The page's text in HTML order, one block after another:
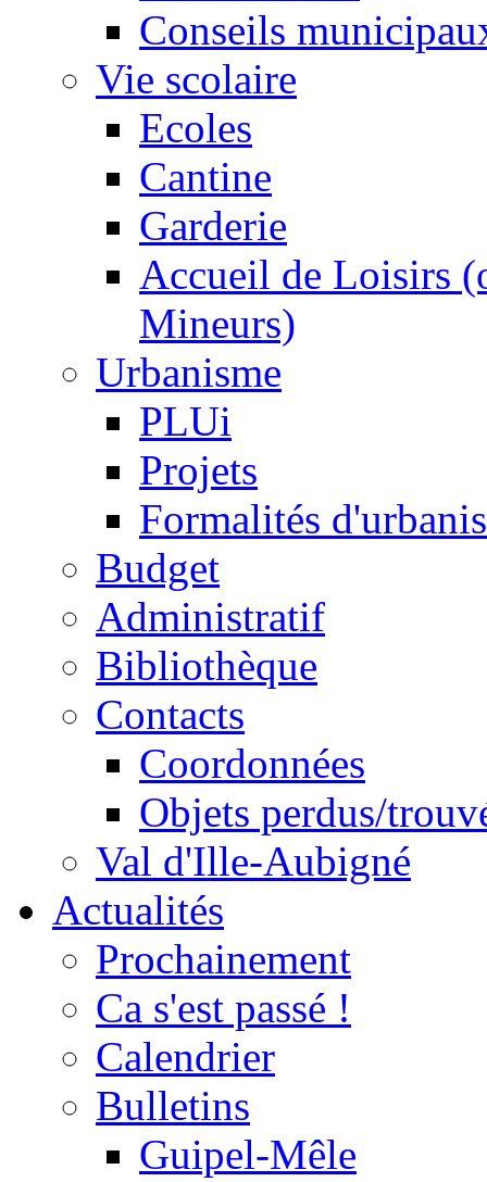
Conseils
Vie scolaire
Ecoles
Cantine
Garderie
Accueil de Loisirs
Mineurs)
Urbanisme
PLUi
Projets
Formalités
Budget
Administratif
Bibliothèque
Contacts
Coordonnées
Objets perdus/
Val d'Ille-Aubigné
Actualités
Prochainement
Ca s'est passé !
Calendrier
Bulletins
Guipel-Mêle